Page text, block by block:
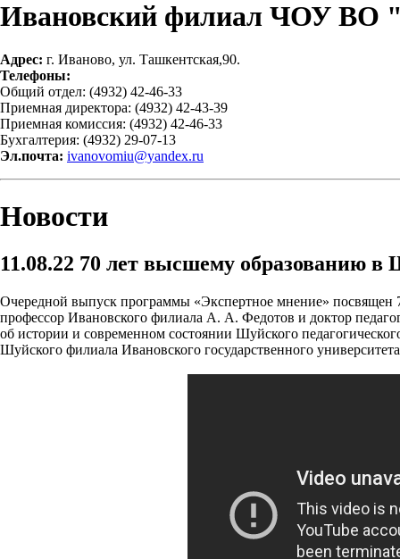
Ивановский филиал ЧОУ ВО
Адрес: г. Иваново, ул. Ташкентская,90.
Телефоны:
Общий отдел: (4932) 42-46-33
Приемная директора: (4932) 42-43-39
Приемная комиссия: (4932) 42-46-33
Бухгалтерия: (4932) 29-07-13
Эл.почта: ivanovomiu@yandex.ru
Новости
11.08.22 70 лет высшему образованию в
Очередной выпуск программы «Экспертное мнение» посвящен
профессор Ивановского филиала А. А. Федотов и доктор
об истории и современном состоянии Шуйского
Шуйского филиала Ивановского государственного